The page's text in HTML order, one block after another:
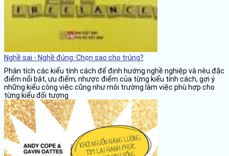
Nghề sai - Nghề đúng: Chọn sao cho trúng?
Phân tích các kiểu tính cách để định hướng nghề nghiệp và nêu đặc
điểm nổi bật, ưu điểm, nhược điểm của từng kiểu tính cách, gợi ý
những kiểu công việc cũng như môi trường làm việc phù hợp cho
từng kiểu đối tượng